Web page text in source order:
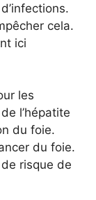
cela.
ici
les
l’hépatite
du foie.
du foie.
risque de